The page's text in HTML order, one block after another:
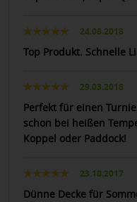
24.08.2018
Top Produkt. Schnelle
29.03.2018
Perfekt für einen
schon bei heißen
Koppel oder Paddock!
23.10.2017
Dünne Decke für